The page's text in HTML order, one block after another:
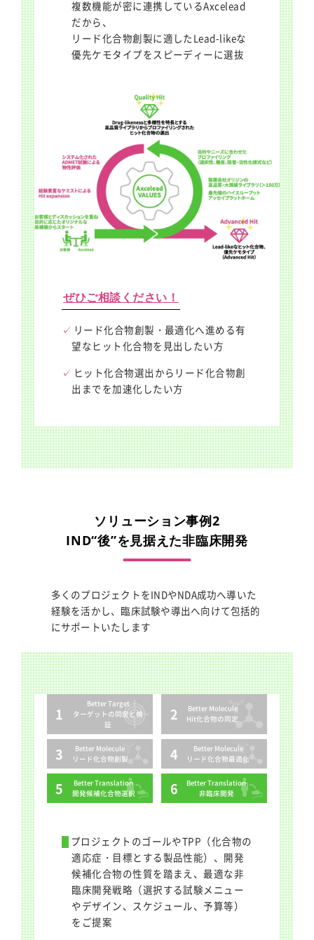
複数機能が密に連携しているAxcelead
だから、
リード化合物創製に適したLead-likeな
優先ケモタイプをスピーディーに選抜
ぜひご相談ください！
リード化合物創製・最適化へ進める有
望なヒット化合物を見出したい方
ヒット化合物選出からリード化合物創
出までを加速化したい方
ソリューション事例2
IND“後”を見据えた非臨床開発
多くのプロジェクトをINDやNDA成功へ導いた
経験を活かし、臨床試験や導出へ向けて包括的
にサポートいたします
Better Target
ターゲットの同定と検
証
Better Molecule
Hit化合物の同定
Better Molecule
リード化合物創製
Better Molecule
リード化合物最適化
Better Translation
開発候補化合物選択
Better Translation
非臨床開発
プロジェクトのゴールやTPP（化合物の
適応症・目標とする製品性能）、開発
候補化合物の性質を踏まえ、最適な非
臨床開発戦略（選択する試験メニュー
やデザイン、スケジュール、予算等）
をご提案